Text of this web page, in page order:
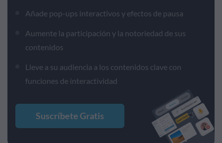
Añade pop-ups interactivos y efectos de pausa
Aumente la participación y la notoriedad de sus
contenidos
Lleve a su audiencia a los contenidos clave con
funciones de interactividad
Suscríbete Gratis